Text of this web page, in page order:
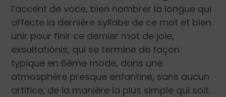
l’accent de voce, bien nombrer la longue qui
affecte la dernière syllabe de ce mot et bien
unir pour finir ce dernier mot de joie,
exsultatiónis, qui se termine de façon
typique en 6ème mode, dans une
atmosphère presque enfantine, sans aucun
artifice, de la manière la plus simple qui soit.